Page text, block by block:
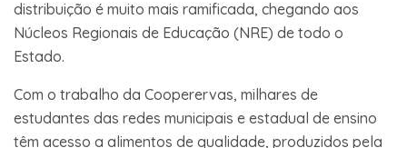
distribuição é muito mais ramificada, chegando aos
Núcleos Regionais de Educação (NRE) de todo o
Estado.
Com o trabalho da Cooperervas, milhares de
estudantes das redes municipais e estadual de ensino
têm acesso a alimentos de qualidade, produzidos pela